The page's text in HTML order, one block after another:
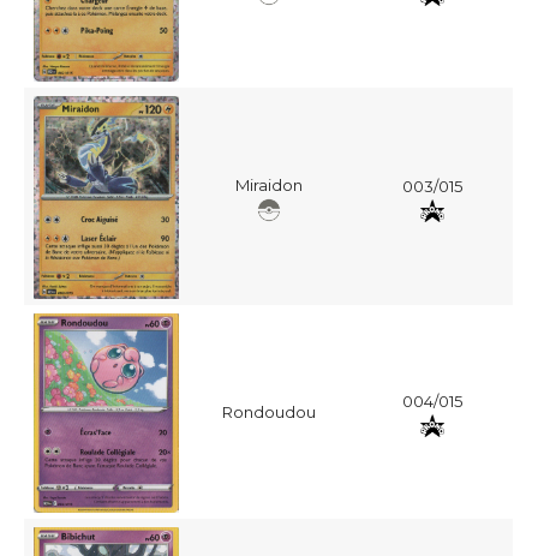
Miraidon 003/015
Rondoudou
004/015